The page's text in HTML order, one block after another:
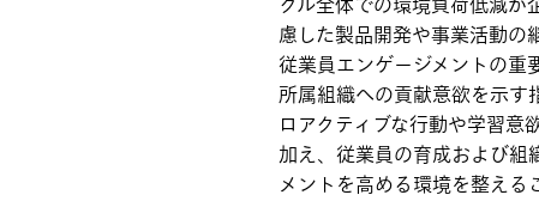
慮した製品開発や事業活動の
従業員エンゲージメントの重
所属組織への貢献意欲を示す
ロアクティブな行動や学習
加え、従業員の育成および組
メントを高める環境を整える